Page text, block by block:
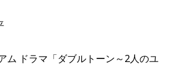
ム ドラマ「ダブルトーン～2人のユ